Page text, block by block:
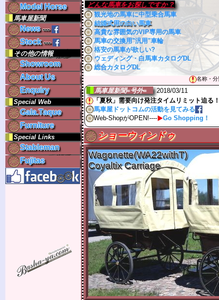
Model Horse
馬車屋新聞
News---
Stock---
その他の情報
Showroom
About Us
Enquiry
Special Web
Gala.Taque
Furniture
Special Links
Stableman
Fujitas
どんな馬車をお探しですか？
観光地の馬車に中型乗合馬車
結婚式用の白い馬車
高貴な雰囲気のVIP専用の馬車
馬車の交換用"汎用"車輪
格安の馬車が欲しい?
ウェディング・白馬車カタログDL
総合カタログDL
名称・分
馬車屋新聞=号外=
2018/03/11
「夏秋」需要向け発注タイムリミット迫る！
馬車屋ドットコムの活動を見てみる
Web-ShopがOPEN!----
Go Shopping！
ショーウィンドゥ
Wagonette(WA22withT)
Coyaltix Carriage